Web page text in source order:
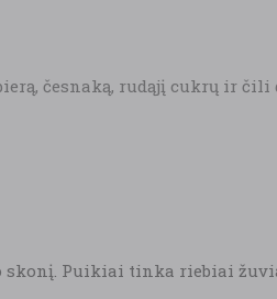
česnaką, rudąjį cukrų ir
Puikiai tinka riebiai